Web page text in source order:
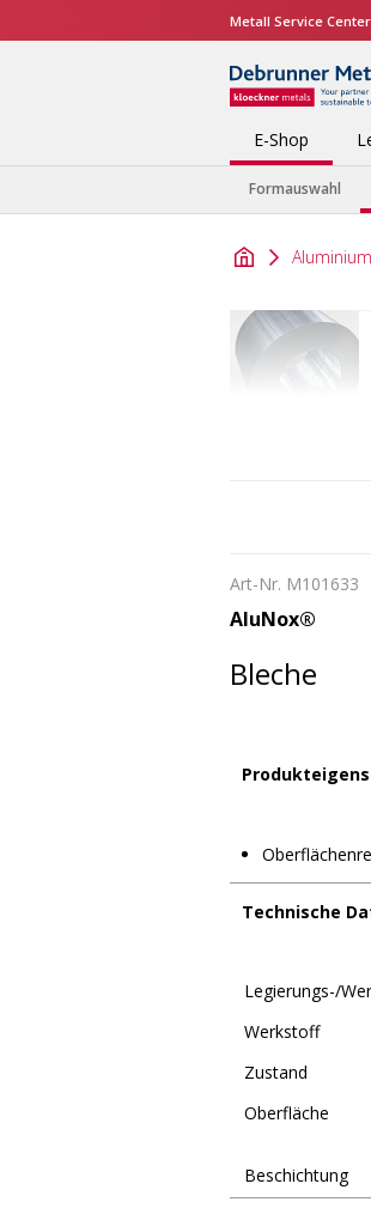
Metall Service Center
E-Shop
Formauswahl
Aluminium
Art-Nr. M101633
AluNox®
Bleche
Technische
Legierungs-/
Werkstoff
Zustand
Oberfläche
Beschichtung